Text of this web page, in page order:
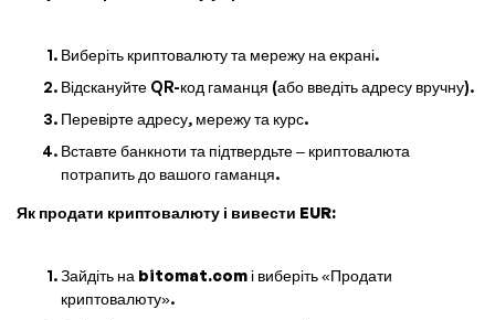
Виберіть криптовалюту та мережу на екрані.
Відскануйте QR-код гаманця (або введіть адресу вручну).
Перевірте адресу, мережу та курс.
Вставте банкноти та підтвердьте – криптовалюта
потрапить до вашого гаманця.
Як продати криптовалюту і вивести EUR:
Зайдіть на bitomat.com і виберіть «Продати
криптовалюту».